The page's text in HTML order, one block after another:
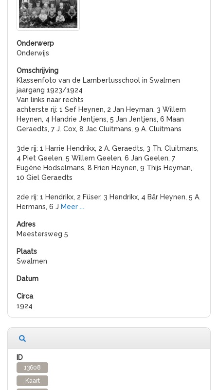
Onderwijs
Klassenfoto van de Lambertusschool in Swalmen
jaargang 1923/1924
Van links naar rechts
achterste rij: 1 Sef Heynen, 2 Jan Heyman, 3 Willem
Heynen, 4 Handrie Jentjens, 5 Jan Jentjens, 6 Maan
Geraedts, 7 J. Cox, 8 Jac Cluitmans, 9 A. Cluitmans
3de rij: 1 Harrie Hendrikx, 2 A. Geraedts, 3 Th. Cluitmans,
4 Piet Geelen, 5 Willem Geelen, 6 Jan Geelen, 7
Eugéne Hodselmans, 8 Frien Heynen, 9 Thijs Heyman,
10 Giel Geraedts
2de rij: 1 Hendrikx, 2 Füser, 3 Hendrikx, 4 Bär Heynen, 5 A.
Hermans, 6 J Meer ...
Meestersweg 5
Swalmen
1924
13608
Kaart